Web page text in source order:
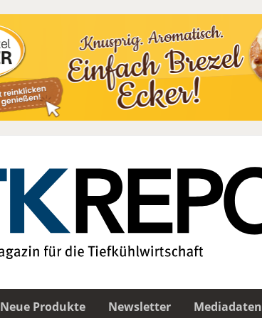
Neue Produkte Newsletter
Mediadaten